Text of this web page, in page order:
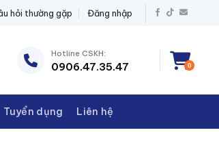
hỏi thường gặp Đăng nhập
Hotline CSKH:
0906.47.35.47 0
Tuyển dụng Liên hệ